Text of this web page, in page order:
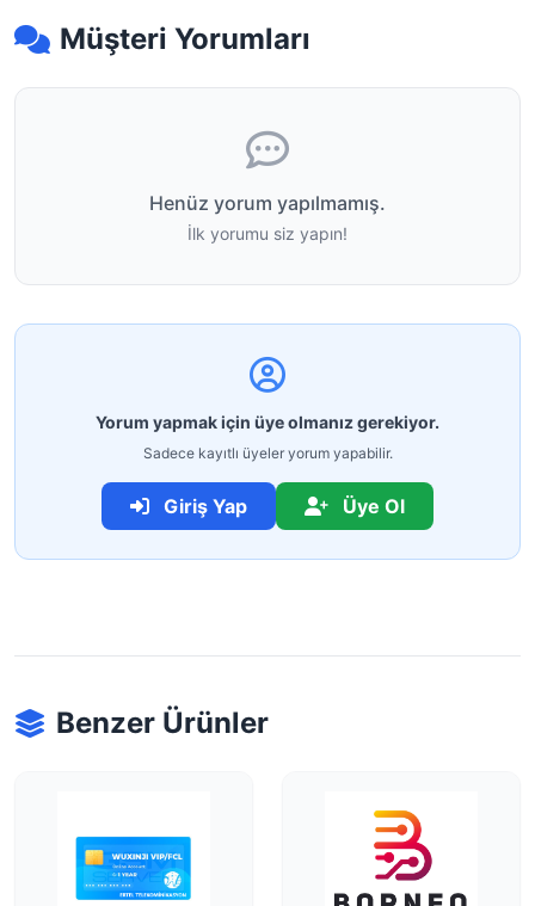
Müşteri Yorumları
Henüz yorum yapılmamış.
İlk yorumu siz yapın!
Yorum yapmak için üye olmanız gerekiyor.
Sadece kayıtlı üyeler yorum yapabilir.
Giriş Yap Üye Ol
Benzer Ürünler